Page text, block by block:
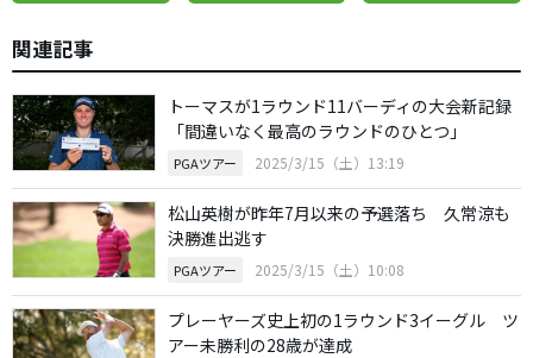
関連記事
トーマスが1ラウンド11バーディの大会新記録
「間違いなく最高のラウンドのひとつ」
PGAツアー 2025/3/15（土）13:19
松山英樹が昨年7月以来の予選落ち 久常涼も
決勝進出逃す
PGAツアー 2025/3/15（土）10:08
プレーヤーズ史上初の1ラウンド3イーグル ツ
アー未勝利の28歳が達成